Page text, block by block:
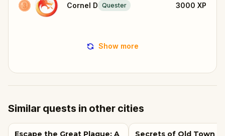
Cornel D Quester 3000 XP
Show more
Similar quests in other cities
Escape the Great Plague: A
Secrets of Old Town